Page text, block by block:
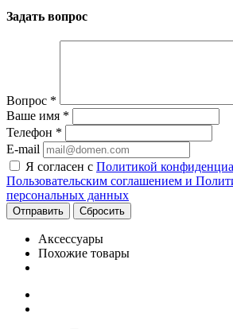
Задать вопрос
Вопрос *
Ваше имя *
Телефон *
E-mail
Я согласен с Политикой
Пользовательским соглашением и
персональных данных
Сбросить
Аксессуары
Похожие товары